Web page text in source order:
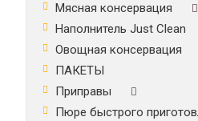
Мясная консервация
Наполнитель Just Clean
Овощная консервация
ПАКЕТЫ
Приправы
Пюре быстрого